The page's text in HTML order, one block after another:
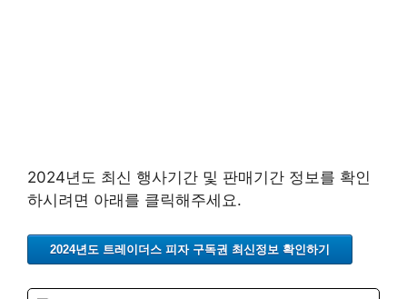
2024년도 최신 행사기간 및 판매기간 정보를 확인
하시려면 아래를 클릭해주세요.
2024년도 트레이더스 피자 구독권 최신정보 확인하기